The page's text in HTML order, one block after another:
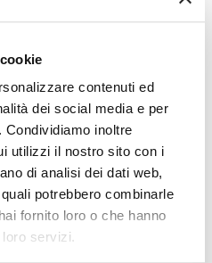
contenuti ed
dei social media e per
inoltre
utilizzi il nostro sito con i
di analisi dei dati web,
potrebbero combinarle
fornito loro o che hanno
servizi.
€ 5,61
€ 5,29
€ 5,22
€ 5,16